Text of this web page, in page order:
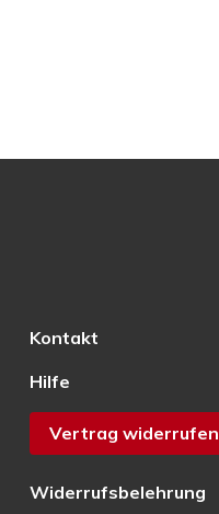
Kontakt
Hilfe
Vertrag widerrufen
Widerrufsbelehrung